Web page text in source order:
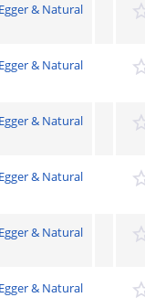
& Natural
& Natural
& Natural
& Natural
& Natural
& Natural